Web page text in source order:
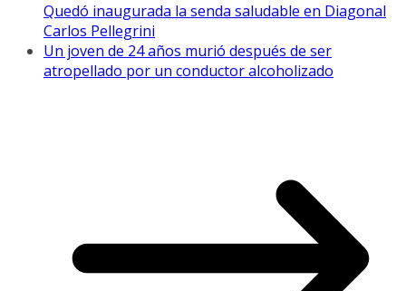
Quedó inaugurada la senda saludable en Diagonal
Carlos Pellegrini
Un joven de 24 años murió después de ser
atropellado por un conductor alcoholizado